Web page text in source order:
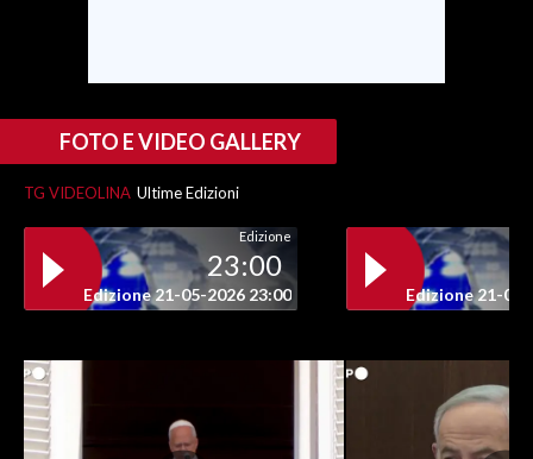
FOTO E VIDEO GALLERY
TG VIDEOLINA Ultime Edizioni
Edizione
23:00
Edizione 21-05-2026 23:00 Edizione 21-05-